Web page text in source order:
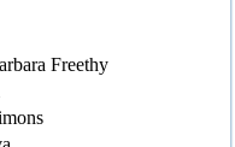
Freethy